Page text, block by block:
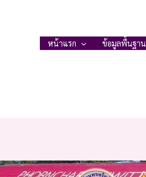
หน้าแรก ข้อมูลพื้นฐาน